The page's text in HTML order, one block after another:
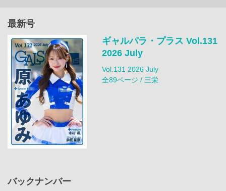
最新号
ギャルパラ・プラス Vol.131
2026 July
Vol.131 2026 July
全89ページ / 三栄
バックナンバー